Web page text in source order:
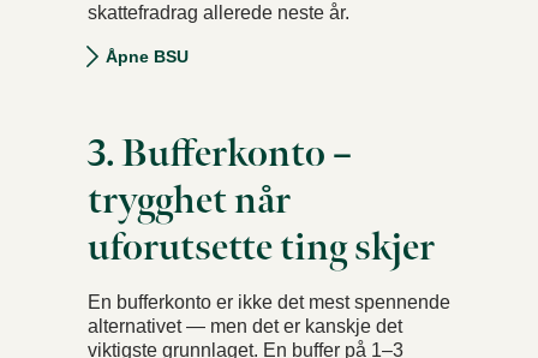
skattefradrag allerede neste år.
Åpne BSU
3. Bufferkonto –
trygghet når
uforutsette ting skjer
En bufferkonto er ikke det mest spennende
alternativet — men det er kanskje det
viktigste grunnlaget. En buffer på 1–3